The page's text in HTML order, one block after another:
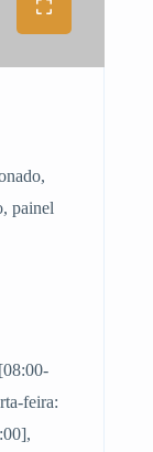
painel
feira: